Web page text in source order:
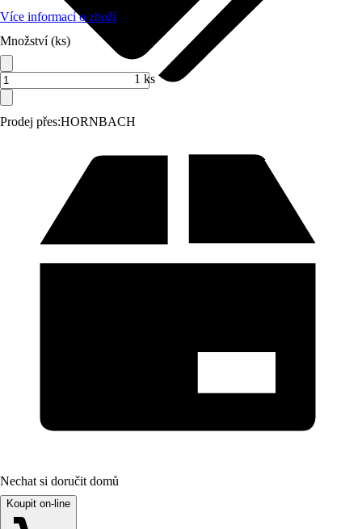
Prodej přes:HORNBACH
Více informací o zboží
Množství (ks)
1 ks
Nechat si doručit domů
Koupit on-line